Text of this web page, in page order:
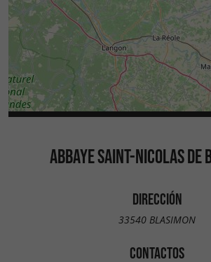
ABBAYE SAINT-NICOLAS DE
DIRECCIÓN
33540 BLASIMON
CONTACTOS